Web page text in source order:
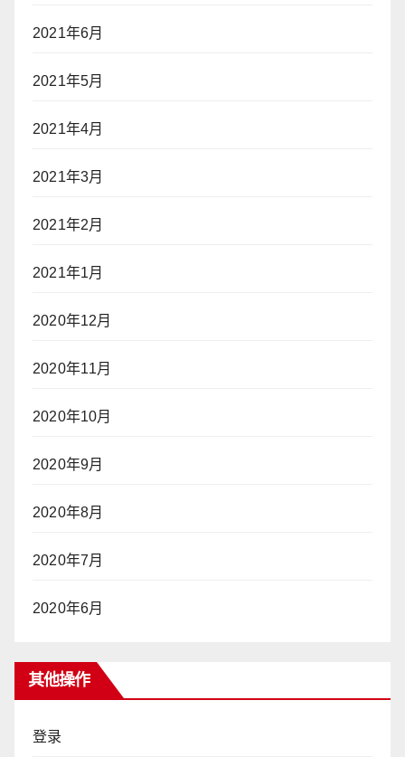
2021年6月
2021年5月
2021年4月
2021年3月
2021年2月
2021年1月
2020年12月
2020年11月
2020年10月
2020年9月
2020年8月
2020年7月
2020年6月
其他操作
登录